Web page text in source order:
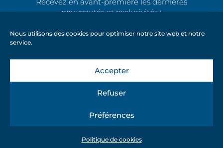
Nous utilisons des cookies pour optimiser notre site web et notre
service.
Accepter
Refuser
Préférences
Politique de cookies
nouveautés et exclusivités :
ENVOI